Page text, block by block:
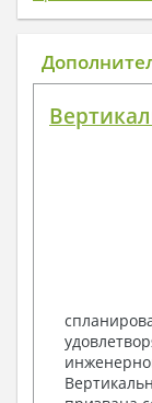
1.
Общие
2.
Общие